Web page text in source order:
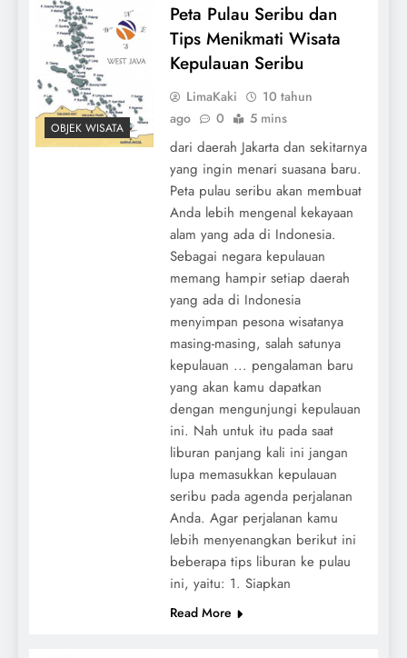
OBJEK WISATA
Peta Pulau Seribu dan
Tips Menikmati Wisata
Kepulauan Seribu
LimaKaki
10 tahun
ago
0 5 mins
dari daerah Jakarta dan sekitarnya
yang ingin menari suasana baru.
Peta pulau seribu akan membuat
Anda lebih mengenal kekayaan
alam yang ada di Indonesia.
Sebagai negara kepulauan
memang hampir setiap daerah
yang ada di Indonesia
menyimpan pesona wisatanya
masing-masing, salah satunya
kepulauan ... pengalaman baru
yang akan kamu dapatkan
dengan mengunjungi kepulauan
ini. Nah untuk itu pada saat
liburan panjang kali ini jangan
lupa memasukkan kepulauan
seribu pada agenda perjalanan
Anda. Agar perjalanan kamu
lebih menyenangkan berikut ini
beberapa tips liburan ke pulau
ini, yaitu: 1. Siapkan
Read More